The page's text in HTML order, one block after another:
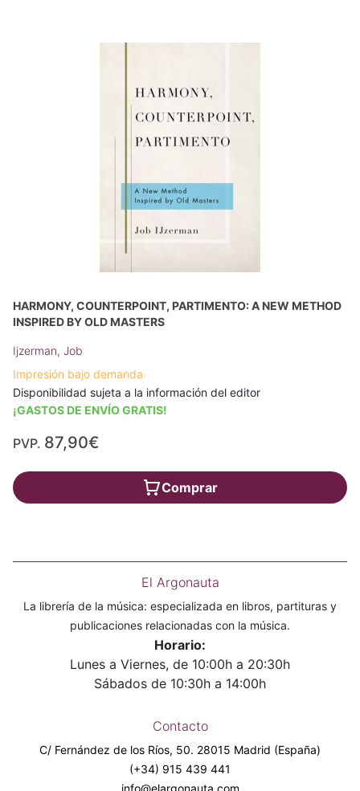
HARMONY, COUNTERPOINT, PARTIMENTO: A NEW METHOD
INSPIRED BY OLD MASTERS
Ijzerman, Job
Impresión bajo demanda
Disponibilidad sujeta a la información del editor
¡GASTOS DE ENVÍO GRATIS!
PVP. 87,90€
Comprar
El Argonauta
La librería de la música: especializada en libros, partituras y
publicaciones relacionadas con la música.
Horario:
Lunes a Viernes, de 10:00h a 20:30h
Sábados de 10:30h a 14:00h
Contacto
C/ Fernández de los Ríos, 50. 28015 Madrid (España)
(+34) 915 439 441
info@elargonauta.com